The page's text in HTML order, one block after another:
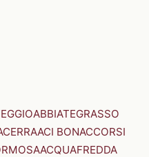
ABBIATEGRASSO
ACI BONACCORSI
ACQUAFREDDA